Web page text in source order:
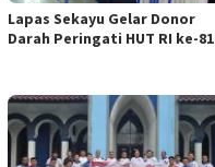
Lapas Sekayu Gelar Donor
Darah Peringati HUT RI ke-81